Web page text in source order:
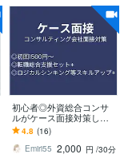
初心者◎外資総合コンサ
ルがケース面接対策しま
す 総合コンサル専用 Pw
C KPMG デロイト アクセ
ンチュア
4.8 (16)
Emiri55 2,000 円 /30分